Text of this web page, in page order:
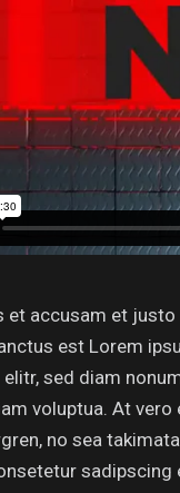
et accusam et
est Lorem
sed diam
voluptua. At
no sea
sadipscing